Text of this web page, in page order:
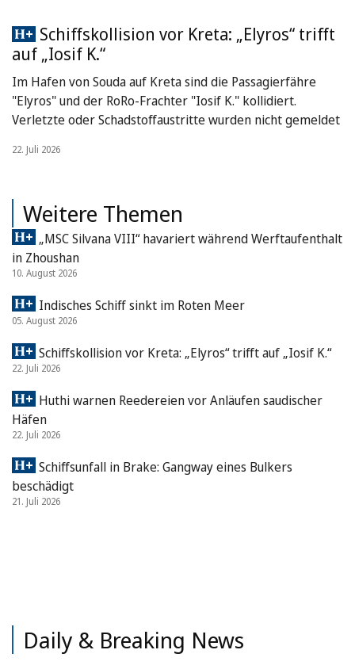
Schiffskollision vor Kreta: „Elyros“ trifft
auf „Iosif K.“
Im Hafen von Souda auf Kreta sind die Passagierfähre
"Elyros" und der RoRo-Frachter "Iosif K." kollidiert.
Verletzte oder Schadstoffaustritte wurden nicht gemeldet
22. Juli 2026
Weitere Themen
„MSC Silvana VIII“ havariert während Werftaufenthalt
in Zhoushan
10. August 2026
Indisches Schiff sinkt im Roten Meer
05. August 2026
Schiffskollision vor Kreta: „Elyros“ trifft auf „Iosif K.“
22. Juli 2026
Huthi warnen Reedereien vor Anläufen saudischer
Häfen
22. Juli 2026
Schiffsunfall in Brake: Gangway eines Bulkers
beschädigt
21. Juli 2026
Daily & Breaking News